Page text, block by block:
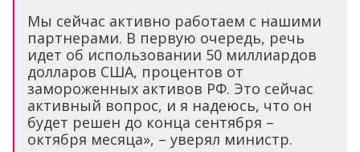
Мы сейчас активно работаем с нашими
партнерами. В первую очередь, речь
идет об использовании 50 миллиардов
долларов США, процентов от
замороженных активов РФ. Это сейчас
активный вопрос, и я надеюсь, что он
будет решен до конца сентября –
октября месяца», – уверял министр.